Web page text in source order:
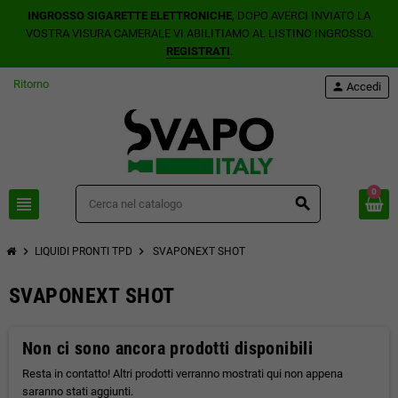
INGROSSO SIGARETTE ELETTRONICHE, DOPO AVERCI INVIATO LA
VOSTRA VISURA CAMERALE VI ABILITIAMO AL LISTINO INGROSSO.
REGISTRATI.
Ritorno
view_headline search
person Accedi
0
chevron_right LIQUIDI PRONTI TPD chevron_right SVAPONEXT SHOT
SVAPONEXT SHOT
Non ci sono ancora prodotti disponibili
Resta in contatto! Altri prodotti verranno mostrati qui non appena
saranno stati aggiunti.